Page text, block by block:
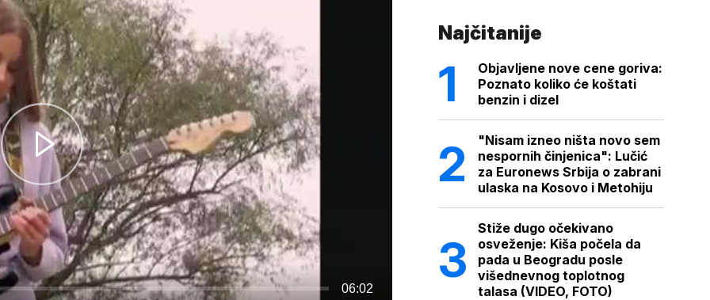
06:02
Najčitanije
Objavljene nove cene goriva:
Poznato koliko će koštati
benzin i dizel
"Nisam izneo ništa novo sem
nespornih činjenica": Lučić
za Euronews Srbija o zabrani
ulaska na Kosovo i Metohiju
Stiže dugo očekivano
osveženje: Kiša počela da
pada u Beogradu posle
višednevnog toplotnog
talasa (VIDEO, FOTO)